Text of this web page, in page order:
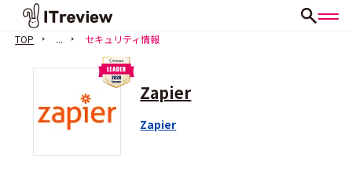
TOP ... セキュリティ情報
Zapier
Zapier